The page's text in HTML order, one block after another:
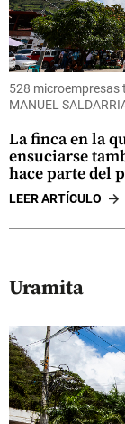
528 microempresas
MANUEL
La finca en la
ensuciarse
hace parte del
LEER ARTÍCULO
Uramita